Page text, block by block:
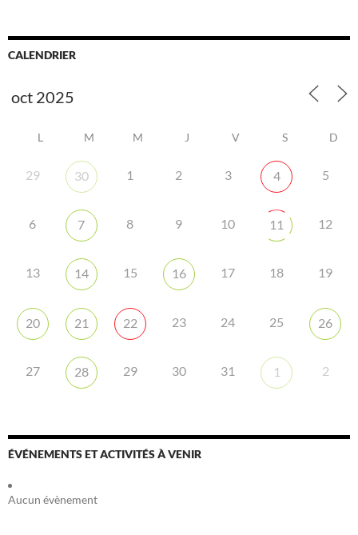
CALENDRIER
L M M J V S D
29 30 1 2 3 4 5
6 7 8 9 10 11 12
13 14 15 16 17 18 19
20 21 22 23 24 25 26
27 28 29 30 31 1 2
ÉVÉNEMENTS ET ACTIVITÉS À VENIR
Aucun évènement